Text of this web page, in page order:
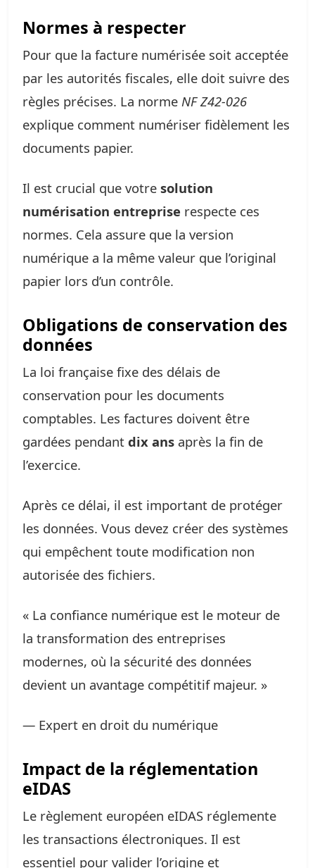
Normes à respecter
Pour que la facture numérisée soit acceptée
par les autorités fiscales, elle doit suivre des
règles précises. La norme NF Z42-026
explique comment numériser fidèlement les
documents papier.
Il est crucial que votre solution
numérisation entreprise respecte ces
normes. Cela assure que la version
numérique a la même valeur que l’original
papier lors d’un contrôle.
Obligations de conservation des
données
La loi française fixe des délais de
conservation pour les documents
comptables. Les factures doivent être
gardées pendant dix ans après la fin de
l’exercice.
Après ce délai, il est important de protéger
les données. Vous devez créer des systèmes
qui empêchent toute modification non
autorisée des fichiers.
« La confiance numérique est le moteur de
la transformation des entreprises
modernes, où la sécurité des données
devient un avantage compétitif majeur. »
— Expert en droit du numérique
Impact de la réglementation
eIDAS
Le règlement européen eIDAS réglemente
les transactions électroniques. Il est
essentiel pour valider l’origine et